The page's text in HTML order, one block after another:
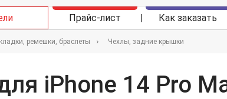
Прайс-лист Как заказать
ремешки, браслеты Чехлы, задние крышки
iPhone 14 Pro